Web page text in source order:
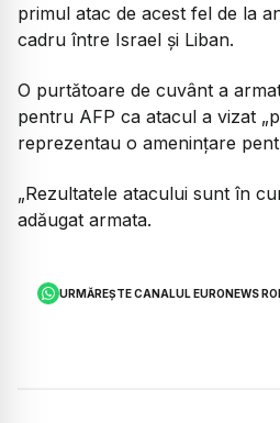
primul atac de acest fel de la
cadru între Israel și Liban.
O purtătoare de cuvânt a
pentru AFP ca atacul a vizat
reprezentau o amenințare
„Rezultatele atacului sunt în
adăugat armata.
URMĂREȘTE CANALUL EURONEWS